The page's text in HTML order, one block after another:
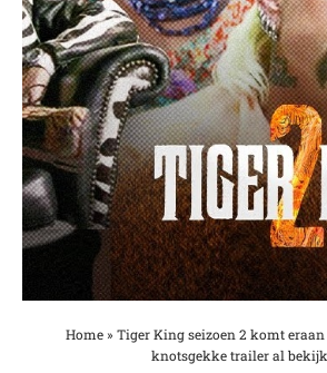
Home» Tiger King seizoen 2 komt
knotsgekke trailer al